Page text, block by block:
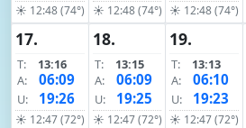
☀ 12:48 (74°) ☀ 12:48 (74°) ☀ 12:48 (74°)
17.
T:
13:16
A:
06:09
U: 19:26
☀ 12:47 (72°)
18.
T:
13:15
A:
06:09
U: 19:25
☀ 12:47 (72°)
19.
T:
13:13
A:
06:10
U: 19:23
☀ 12:47 (72°)